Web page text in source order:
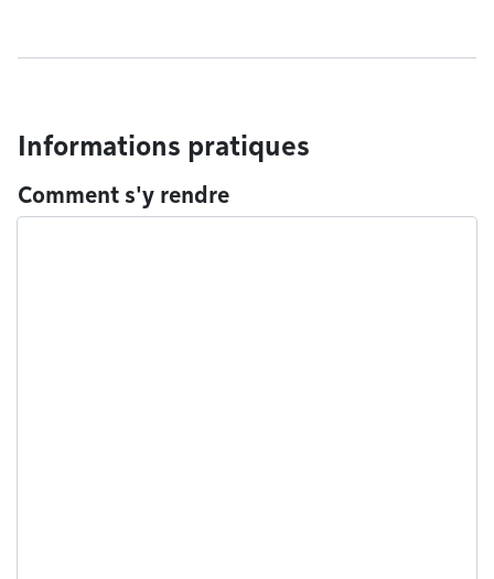
Informations pratiques
Comment s'y rendre